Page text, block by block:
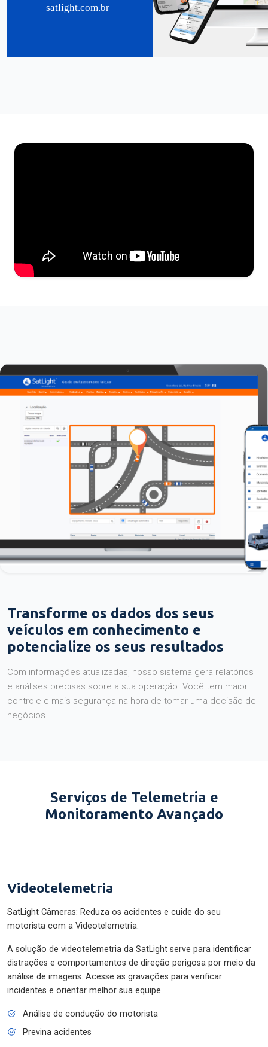
satlight.com.br
Transforme os dados dos seus
veículos em conhecimento e
potencialize os seus resultados
Com informações atualizadas, nosso sistema gera relatórios
e análises precisas sobre a sua operação. Você tem maior
controle e mais segurança na hora de tomar uma decisão de
negócios.
Serviços de Telemetria e
Monitoramento Avançado
Videotelemetria
SatLight Câmeras: Reduza os acidentes e cuide do seu
motorista com a Videotelemetria.
A solução de videotelemetria da SatLight serve para identificar
distrações e comportamentos de direção perigosa por meio da
análise de imagens. Acesse as gravações para verificar
incidentes e orientar melhor sua equipe.
Análise de condução do motorista
Previna acidentes